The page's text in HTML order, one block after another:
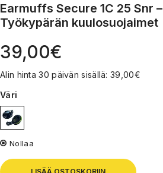
Earmuffs Secure 1C 25 Snr –
Työkypärän kuulosuojaimet
39,00€
Alin hinta 30 päivän sisällä:39,00€
Väri
Nollaa